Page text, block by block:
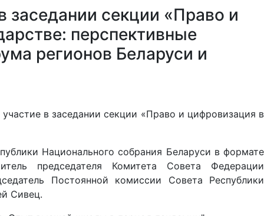
секции «Право и
перспективные
регионов Беларуси и
в заседании секции «Право и цифровизация в
Национального собрания Беларуси в формате
председателя Комитета Совета Федерации
Постоянной комиссии Совета Республики
Сивец.